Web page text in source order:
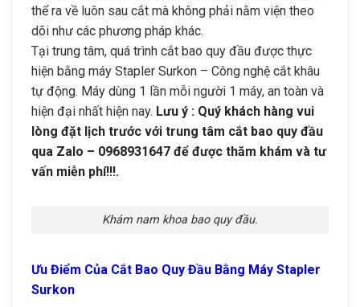
thể ra về luôn sau cắt mà không phải nằm viện theo
dõi như các phương pháp khác.
Tại trung tâm, quá trình cắt bao quy đầu được thực
hiện bằng máy Stapler Surkon – Công nghệ cắt khâu
tự động. Máy dùng 1 lần mỗi người 1 máy, an toàn và
hiện đại nhất hiện nay. Lưu ý : Quý khách hàng vui
lòng đặt lịch trước với trung tâm cắt bao quy đầu
qua Zalo – 0968931647 để được thăm khám và tư
vấn miễn phí!!!.
Khám nam khoa bao quy đầu.
Ưu Điểm Của Cắt Bao Quy Đầu Bằng Máy Stapler
Surkon